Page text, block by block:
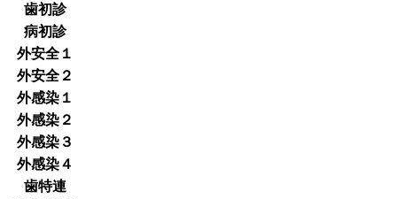
歯初診
病初診
外安全１
外安全２
外感染１
外感染２
外感染３
外感染４
歯特連